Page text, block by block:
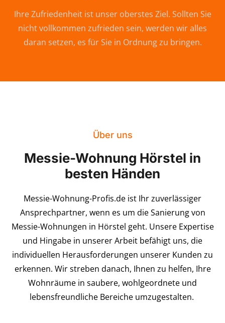
Ihre Zufriedenheit ist unser oberstes Ziel. Sollten Sie
nicht vollkommen zufrieden sein, werden wir alles
daran setzen, es für Sie in Ordnung zu bringen.
Über uns
Messie-Wohnung Hörstel in
besten Händen
Messie-Wohnung-Profis.de ist Ihr zuverlässiger
Ansprechpartner, wenn es um die Sanierung von
Messie-Wohnungen in Hörstel geht. Unsere Expertise
und Hingabe in unserer Arbeit befähigt uns, die
individuellen Herausforderungen unserer Kunden zu
erkennen. Wir streben danach, Ihnen zu helfen, Ihre
Wohnräume in saubere, wohlgeordnete und
lebensfreundliche Bereiche umzugestalten.